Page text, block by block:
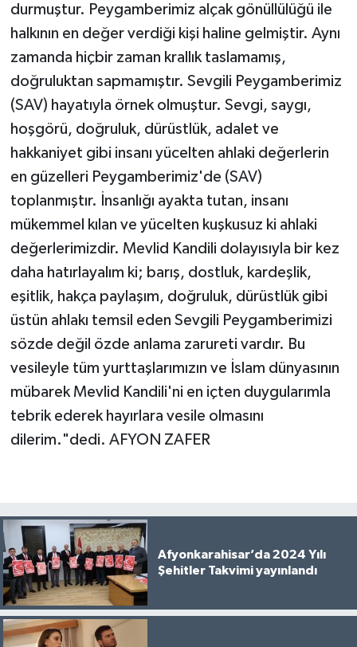
durmuştur. Peygamberimiz alçak gönüllülüğü ile
halkının en değer verdiği kişi haline gelmiştir. Aynı
zamanda hiçbir zaman krallık taslamamış,
doğruluktan sapmamıştır. Sevgili Peygamberimiz
(SAV) hayatıyla örnek olmuştur. Sevgi, saygı,
hoşgörü, doğruluk, dürüstlük, adalet ve
hakkaniyet gibi insanı yücelten ahlaki değerlerin
en güzelleri Peygamberimiz'de (SAV)
toplanmıştır. İnsanlığı ayakta tutan, insanı
mükemmel kılan ve yücelten kuşkusuz ki ahlaki
değerlerimizdir. Mevlid Kandili dolayısıyla bir kez
daha hatırlayalım ki; barış, dostluk, kardeşlik,
eşitlik, hakça paylaşım, doğruluk, dürüstlük gibi
üstün ahlakı temsil eden Sevgili Peygamberimizi
sözde değil özde anlama zarureti vardır. Bu
vesileyle tüm yurttaşlarımızın ve İslam dünyasının
mübarek Mevlid Kandili'ni en içten duygularımla
tebrik ederek hayırlara vesile olmasını
dilerim."dedi. AFYON ZAFER
Afyonkarahisar’da 2024 Yılı
Şehitler Takvimi yayınlandı